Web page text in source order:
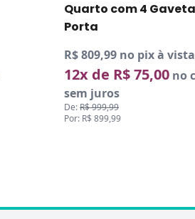
Quarto Com 4
Porta
R$ 416,70 no pix à vista
9x de R$ 51,44no
sem juros
De:R$ 514,99
Por: R$ 463,00